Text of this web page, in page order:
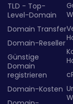
TLD - Top-
Level-Domain
Domain Transfer
Domain-Reseller
Günstige
Domain
registrieren
Domain-Kosten